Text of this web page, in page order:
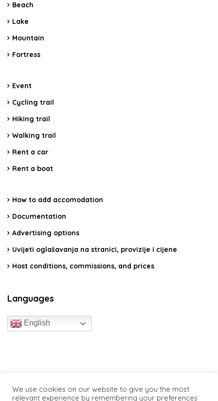
Beach
Lake
Mountain
Fortress
Event
Cycling trail
Hiking trail
Walking trail
Rent a car
Rent a boat
How to add accomodation
Documentation
Advertising options
Uvijeti oglašavanja na stranici, provizije i cijene
Host conditions, commissions, and prices
Languages
English
We use cookies on our website to give you the most
relevant experience by remembering your preferences